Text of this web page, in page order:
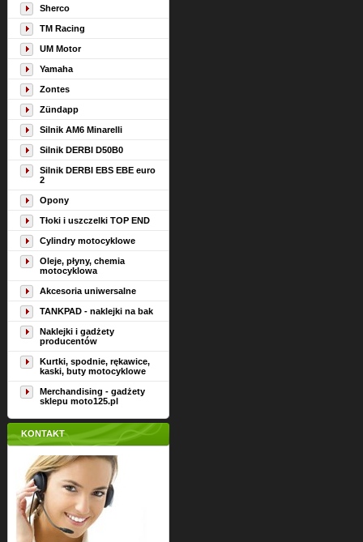
Sherco
TM Racing
UM Motor
Yamaha
Zontes
Zündapp
Silnik AM6 Minarelli
Silnik DERBI D50B0
Silnik DERBI EBS EBE euro
2
Opony
Tłoki i uszczelki TOP END
Cylindry motocyklowe
Oleje, płyny, chemia
motocyklowa
Akcesoria uniwersalne
TANKPAD - naklejki na bak
Naklejki i gadżety
producentów
Kurtki, spodnie, rękawice,
kaski, buty motocyklowe
Merchandising - gadżety
sklepu moto125.pl
KONTAKT